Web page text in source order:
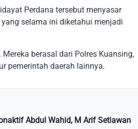
Perdana tersebut menyasar
selama ini diketahui menjadi
berasal dari Polres Kuansing,
pemerintah daerah lainnya.
Abdul Wahid, M Arif Setiawan